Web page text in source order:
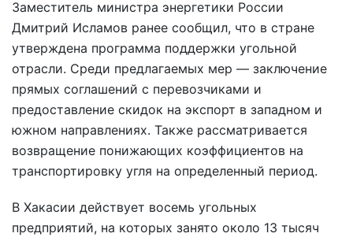
Заместитель министра энергетики России
Дмитрий Исламов ранее сообщил, что в стране
утверждена программа поддержки угольной
отрасли. Среди предлагаемых мер — заключение
прямых соглашений с перевозчиками и
предоставление скидок на экспорт в западном и
южном направлениях. Также рассматривается
возвращение понижающих коэффициентов на
транспортировку угля на определенный период.
В Хакасии действует восемь угольных
предприятий, на которых занято около 13 тысяч